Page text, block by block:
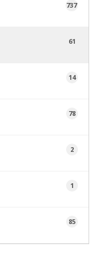
737
61
14
78
2
1
85